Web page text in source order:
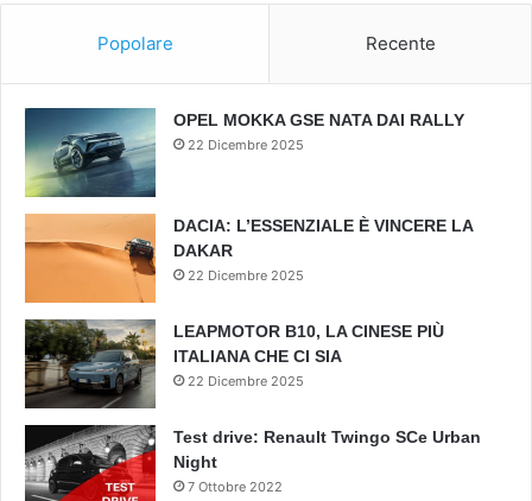
Popolare Recente
OPEL MOKKA GSE NATA DAI RALLY
22 Dicembre 2025
DACIA: L’ESSENZIALE È VINCERE LA
DAKAR
22 Dicembre 2025
LEAPMOTOR B10, LA CINESE PIÙ
ITALIANA CHE CI SIA
22 Dicembre 2025
Test drive: Renault Twingo SCe Urban
Night
7 Ottobre 2022